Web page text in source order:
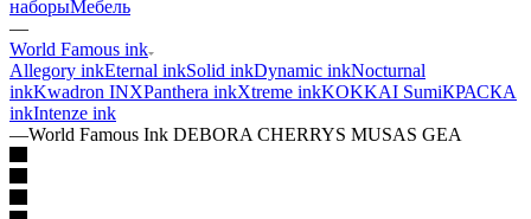
наборыМебель
—
World Famous ink
Allegory inkEternal inkSolid inkDynamic inkNocturnal
inkKwadron INXPanthera inkXtreme inkKOKKAI SumiКРАСКА
inkIntenze ink
—World Famous Ink DEBORA CHERRYS MUSAS GEA